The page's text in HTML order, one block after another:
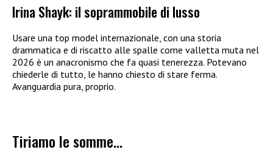
Irina Shayk: il soprammobile di lusso
Usare una top model internazionale, con una storia
drammatica e di riscatto alle spalle come valletta muta nel
2026 è un anacronismo che fa quasi tenerezza. Potevano
chiederle di tutto, le hanno chiesto di stare ferma.
Avanguardia pura, proprio.
Tiriamo le somme…